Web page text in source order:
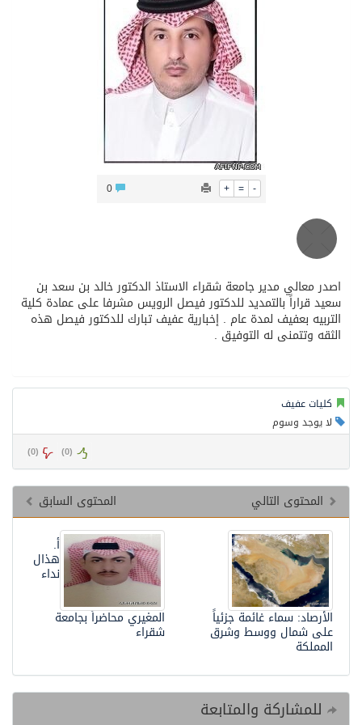
محافظ عفيف يؤدي صلاة عيد الأضحى
+ = -
0
اصدر معالي مدير جامعة شقراء الاستاذ الدكتور خالد بن سعد بن
سعيد قراراً بالتمديد للدكتور فيصل الرويس مشرفا على عمادة كلية
التربيه بعفيف لمدة عام . إخبارية عفيف تبارك للدكتور فيصل هذه
الثقه وتتمنى له التوفيق .
كليات عفيف
لا يوجد وسوم
(
0
) (
0
)
المحتوى السابق
المحتوى التالي
أ.
هذال
نداء
المغيري محاضراً بجامعة
شقراء
الأرصاد: سماء غائمة جزئياً
على شمال ووسط وشرق
المملكة
للمشاركة والمتابعة